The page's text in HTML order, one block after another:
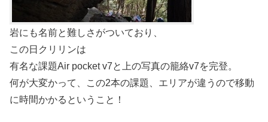
岩にも名前と難しさがついており、
この日クリリンは
有名な課題Air pocket v7と上の写真の籠絡v7を完登。
何が大変かって、この2本の課題、エリアが違うので移動
に時間かかるということ！